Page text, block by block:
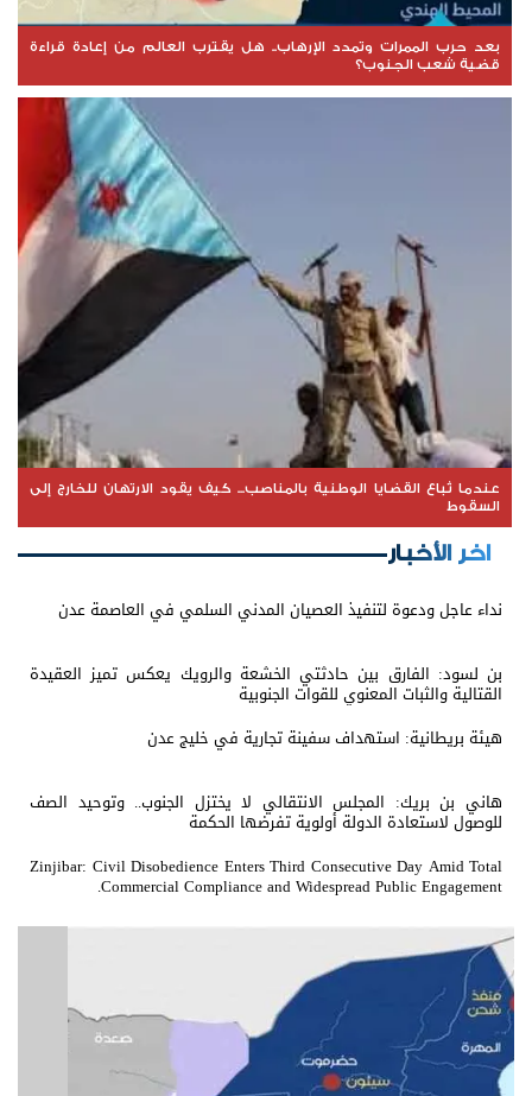
بعد حرب الممرات وتمدد الإرهاب.. هل يقترب العالم من إعادة قراءة
قضية شعب الجنوب؟
عندما تُباع القضايا الوطنية بالمناصب... كيف يقود الارتهان للخارج إلى
السقوط
اخر الأخبار
نداء عاجل ودعوة لتنفيذ العصيان المدني السلمي في العاصمة عدن
بن لسود: الفارق بين حادثتي الخشعة والرويك يعكس تميز العقيدة
القتالية والثبات المعنوي للقوات الجنوبية
هيئة بريطانية: استهداف سفينة تجارية في خليج عدن
هاني بن بريك: المجلس الانتقالي لا يختزل الجنوب.. وتوحيد الصف
للوصول لاستعادة الدولة أولوية تفرضها الحكمة
Zinjibar: Civil Disobedience Enters Third Consecutive Day Amid Total
Commercial Compliance and Widespread Public Engagement.